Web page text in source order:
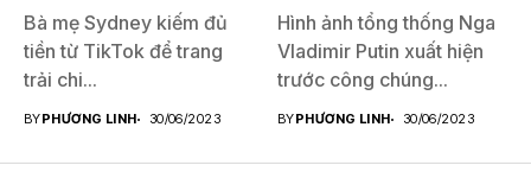
Bà mẹ Sydney kiếm đủ
tiền từ TikTok để trang
trải chi...
BYPHƯƠNG LINH 30/06/2023
Hình ảnh tổng thống Nga
Vladimir Putin xuất hiện
trước công chúng...
BYPHƯƠNG LINH 30/06/2023